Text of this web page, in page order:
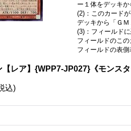
ー１体をデッキか
(2)：このカード
デッキから「ＧＭ
(3)：フィールド
フィールドのこの
フィールドの表
レア】{WPP7-JP027}《モンスタ
込)